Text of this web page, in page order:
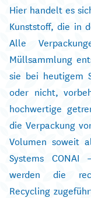
Hier handelt es
Kunststoff, die in
Alle
Müllsammlung
sie bei heutigem
oder nicht,
hochwertige
die Verpackung
Volumen soweit
Systems CONAI
werden die
Recycling